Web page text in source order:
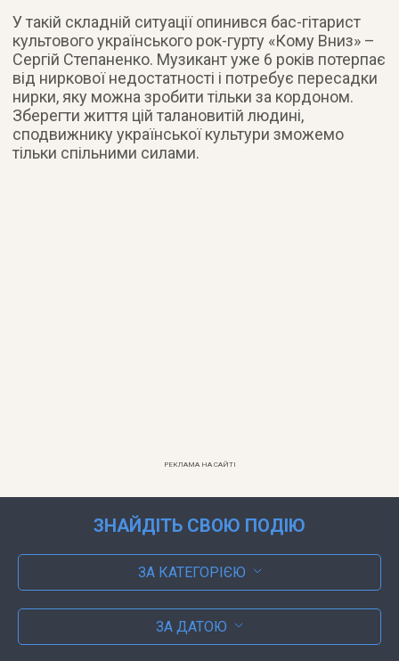
У такій складній ситуації опинився бас-гітарист
культового українського рок-гурту «Кому Вниз» –
Сергій Степаненко. Музикант уже 6 років потерпає
від ниркової недостатності і потребує пересадки
нирки, яку можна зробити тільки за кордоном.
Зберегти життя цій талановитій людині,
сподвижнику української культури зможемо
тільки спільними силами.
РЕКЛАМА НА САЙТІ
ЗНАЙДІТЬ СВОЮ ПОДІЮ
ЗА КАТЕГОРІЄЮ
ЗА ДАТОЮ